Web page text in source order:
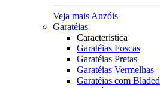
Veja mais Anzóis
Garatéias
Característica
Garatéias Foscas
Garatéias Pretas
Garatéias Vermelhas
Garatéias com Bladed